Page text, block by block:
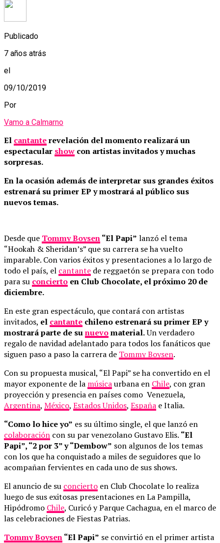
Publicado
7 años atrás
el
09/10/2019
Por
Vamo a Calmarno
El cantanterevelación del momento realizará un
espectacular show con artistas invitados y muchas
sorpresas.
En la ocasión además de interpretar sus grandes éxitos
estrenará su primer EP y mostrará al público sus
nuevos temas.
Desde que Tommy Boysen“El Papi” lanzó el tema
“Hookah & Sheridan’s” que su carrera se ha vuelto
imparable. Con varios éxitos y presentaciones a lo largo de
todo el país, el cantante de reggaetón se prepara con todo
para su concierto en Club Chocolate, el próximo 20 de
diciembre.
En este gran espectáculo, que contará con artistas
invitados, el cantante chileno estrenará su primer EP y
mostrará parte de sunuevomaterial.Un verdadero
regalo de navidad adelantado para todos los fanáticos que
siguen paso a paso la carrera de Tommy Boysen.
Con su propuesta musical, “El Papi” se ha convertido en el
mayor exponente de la músicaurbana en Chile, con gran
proyección y presencia en países como Venezuela,
Argentina, México, Estados Unidos, España e Italia.
“Como lo hice yo” es su último single, el que lanzó en
colaboración con su par venezolano Gustavo Elis. “El
Papi”, “2 por 3” y “Dembow” son algunos de los temas
con los que ha conquistado a miles de seguidores que lo
acompañan fervientes en cada uno de sus shows.
El anuncio de su concierto en Club Chocolate lo realiza
luego de sus exitosas presentaciones en La Pampilla,
Hipódromo Chile, Curicó y Parque Cachagua, en el marco de
las celebraciones de Fiestas Patrias.
Tommy Boysen“El Papi” se convirtió en el primer artista